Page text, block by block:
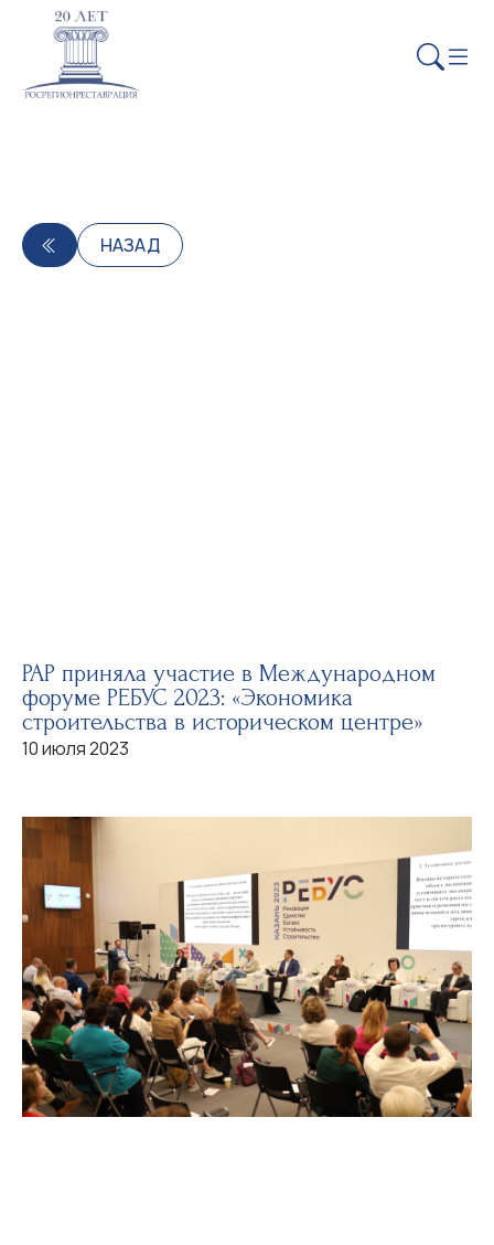
НАЗАД
РАР приняла участие в Международном
форуме РЕБУС 2023: «Экономика
строительства в историческом центре»
10 июля 2023